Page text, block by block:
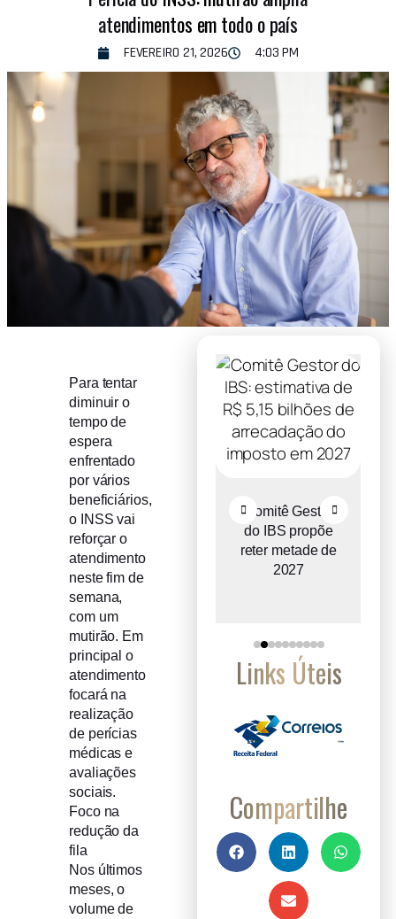
atendimentos em todo o país
FEVEREIRO 21, 2026 4:03 PM
Para tentar
diminuir o
tempo de
espera
enfrentado
por vários
beneficiários,
o INSS vai
reforçar o
atendimento
neste fim de
semana,
com um
mutirão. Em
principal o
atendimento
focará na
realização
de perícias
médicas e
avaliações
sociais.
Foco na
redução da
fila
Nos últimos
meses, o
volume de
Recuperação
judicial cresce
entre micro e
pequenas
Comitê Gestor
do IBS propõe
reter metade de
2027
Links Úteis
Compartilhe